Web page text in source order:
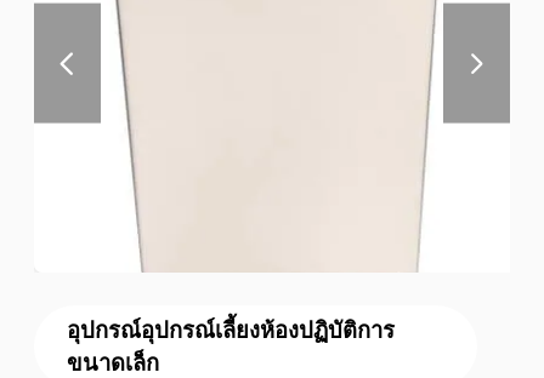
อุปกรณ์อุปกรณ์เลี้ยงห้องปฏิบัติการ
ขนาดเล็ก